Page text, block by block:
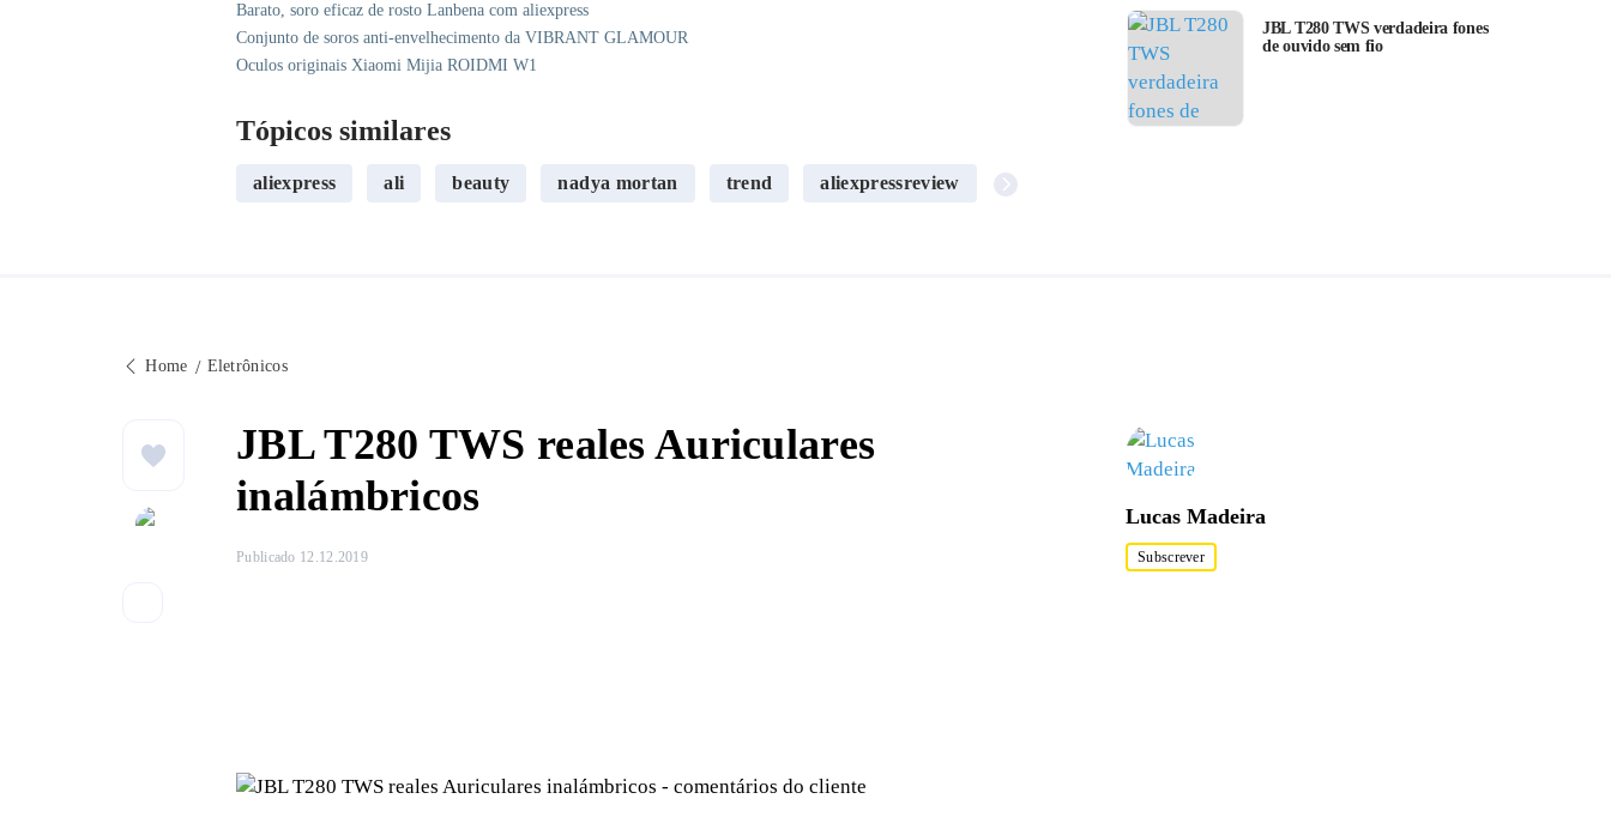
Barato, soro eficaz de rosto Lanbena com aliexpress
Conjunto de soros anti-envelhecimento da VIBRANT GLAMOUR
Oculos originais Xiaomi Mijia ROIDMI W1
Tópicos similares
aliexpress ali beauty nadya mortan trend aliexpressreview beauty secrets
JBL T280 TWS verdadeira fones
de ouvido sem fio
Home Eletrônicos
JBL T280 TWS reales Auriculares
inalámbricos
Publicado 12.12.2019
Lucas Madeira
Subscrever